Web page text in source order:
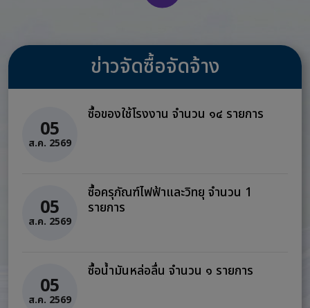
ข่าวจัดซื้อจัดจ้าง
05
ส.ค. 2569
ซื้อของใช้โรงงาน จำนวน ๑๔ รายการ
05
ส.ค. 2569
ซื้อครุภัณฑ์ไฟฟ้าและวิทยุ จำนวน 1
รายการ
05
ส.ค. 2569
ซื้อน้ำมันหล่อลื่น จำนวน ๑ รายการ